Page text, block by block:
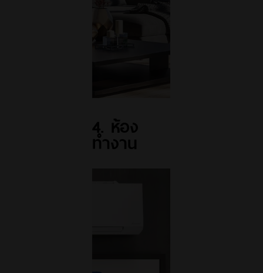
4. ห้อง
ทำงาน